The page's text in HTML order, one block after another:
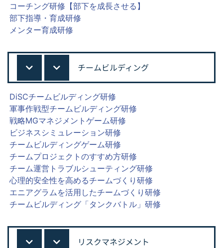
コーチング研修【部下を成長させる】
部下指導・育成研修
メンター育成研修
チームビルディング
DiSCチームビルディング研修
軍事作戦型チームビルディング研修
戦略MGマネジメントゲーム研修
ビジネスシミュレーション研修
チームビルディングゲーム研修
チームプロジェクトのすすめ方研修
チーム運営トラブルシューティング研修
心理的安全性を高めるチームづくり研修
エニアグラムを活用したチームづくり研修
チームビルディング「タンクバトル」研修
リスクマネジメント